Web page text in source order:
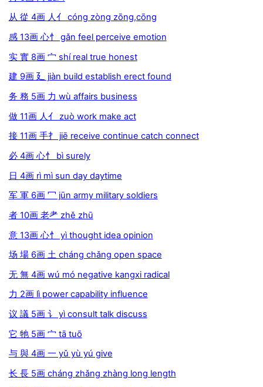
从 從 4画 人亻 cóng zòng zōng,cōng
感 13画 心忄 gǎn feel perceive emotion
实 實 8画 宀 shí real true honest
建 9画 廴 jiàn build establish erect found
务 務 5画 力 wù affairs business
做 11画 人亻 zuò work make act
接 11画 手扌 jiē receive continue catch connect
必 4画 心忄 bì surely
日 4画 rì mì sun day daytime
军 軍 6画 冖 jūn army military soldiers
者 10画 老耂 zhě zhū
意 13画 心忄 yì thought idea opinion
场 場 6画 土 cháng chǎng open space
无 無 4画 wú mó negative kangxi radical
力 2画 lì power capability influence
议 議 5画 讠 yì consult talk discuss
它 牠 5画 宀 tā tuō
与 與 4画 一 yǔ yù yú give
长 長 5画 cháng zhǎng zhàng long length